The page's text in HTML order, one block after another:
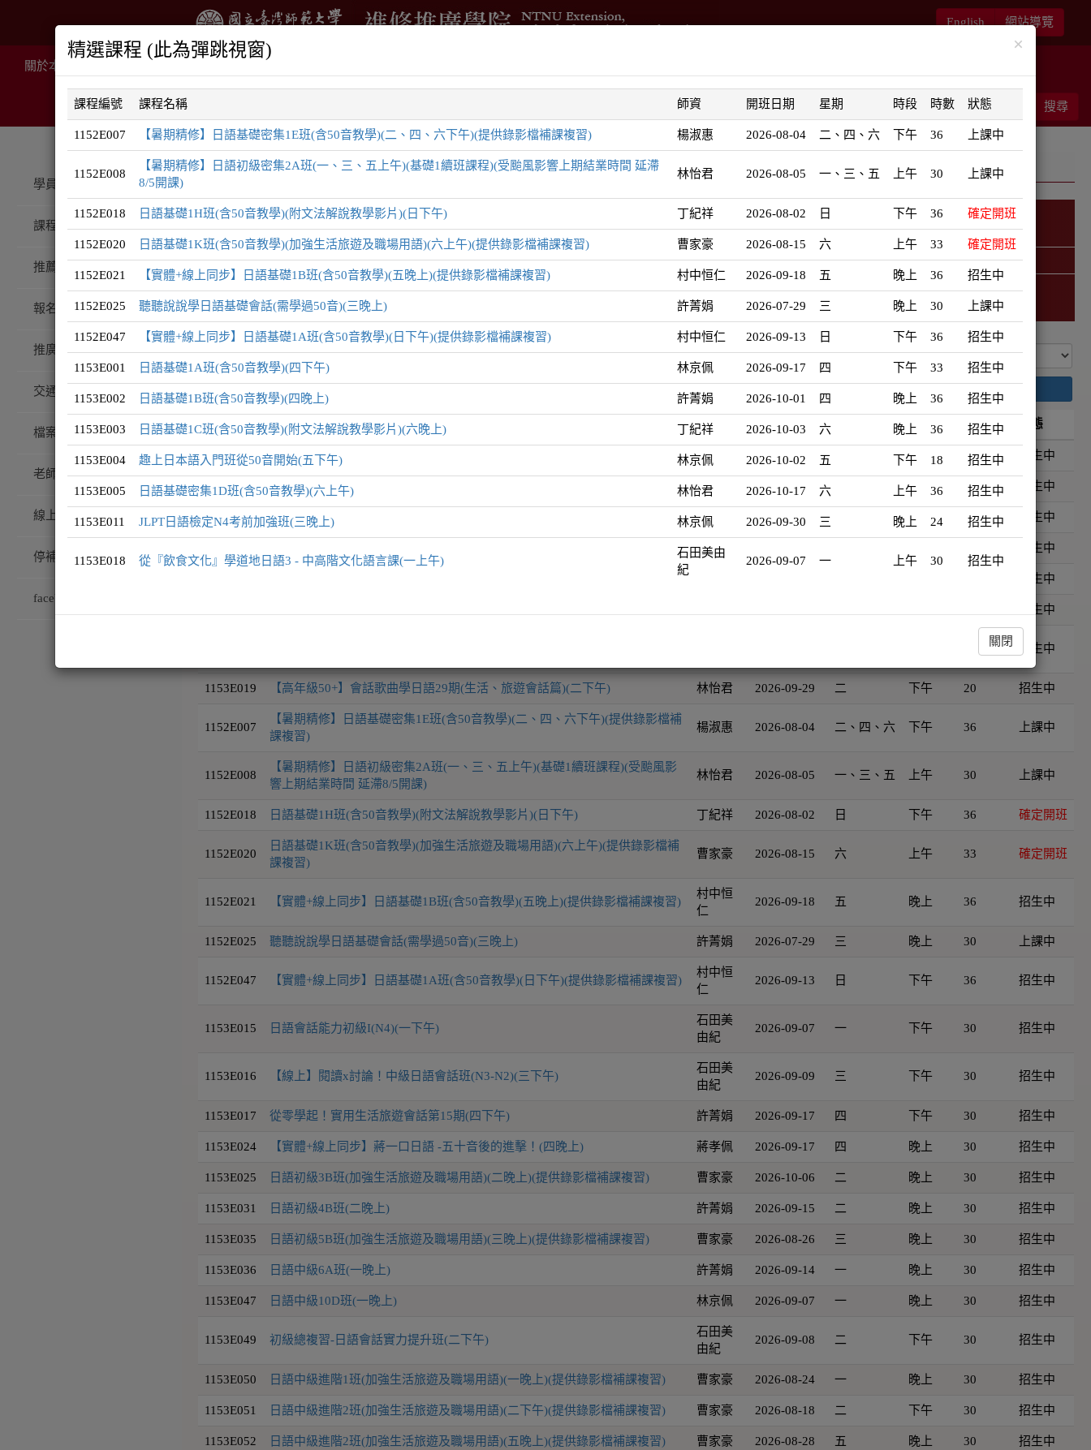
English 網站導覽
關於本院
搜尋
結帳
智能客服
學員登入
課程總覽
推薦課程
報名注意事項
推廣QA
交通/校園配置
檔案下載
老師專訪
線上藝廊
停補課查詢
facebook粉絲團
推廣課程 日語系列
日語 系列
日語學習地圖
精選課程 (此為彈跳視窗)
課程編號 課程名稱 師資 開班日期 時段 時數 狀態
1153E001 日語基礎1A班(含50音教學)(四下午) 林京佩 2026-09-17 下午 33 招生中
1153E002 日語基礎1B班(含50音教學)(四晚上) 許菁娟 2026-10-01 晚上 36 招生中
1153E003 日語基礎1C班(含50音教學)(附文法解說教學影片)(六晚上) 丁紀祥 2026-10-03 晚上 36 招生中
林京佩 招生中
招生中
招生中
招生中
1153E019 【高年級50+】會話歌曲學日語29期(生活、旅遊會話篇)(二下午) 林怡君 2026-09-29 二 下午 20 招生中
1152E007
【暑期精修】日語基礎密集1E班(含50音教學)(二、四、六下午)(提供錄影檔補
課複習)
楊淑惠 2026-08-04 二、四、六 下午 36 上課中
1152E008
【暑期精修】日語初級密集2A班(一、三、五上午)(基礎1續班課程)(受颱風影
響上期結業時間 延滯8/5開課)
林怡君 2026-08-05 一、三、五 上午 30 上課中
1152E018 日語基礎1H班(含50音教學)(附文法解說教學影片)(日下午) 丁紀祥 2026-08-02 日 下午 36 確定開班
1152E020
日語基礎1K班(含50音教學)(加強生活旅遊及職場用語)(六上午)(提供錄影檔補
課複習)
曹家豪 2026-08-15 六 上午 33 確定開班
1152E021 【實體+線上同步】日語基礎1B班(含50音教學)(五晚上)(提供錄影檔補課複習)
村中恒
仁
2026-09-18 五 晚上 36 招生中
1152E025 聽聽說說學日語基礎會話(需學過50音)(三晚上) 許菁娟 2026-07-29 三 晚上 30 上課中
1152E047 【實體+線上同步】日語基礎1A班(含50音教學)(日下午)(提供錄影檔補課複習)
村中恒
仁
2026-09-13 日 下午 36 招生中
1153E015 日語會話能力初級I(N4)(一下午)
石田美
由紀
2026-09-07 一 下午 30 招生中
1153E016 【線上】閱讀x討論！中級日語會話班(N3-N2)(三下午)
石田美
由紀
2026-09-09 三 下午 30 招生中
1153E017 從零學起！實用生活旅遊會話第15期(四下午) 許菁娟 2026-09-17 四 下午 30 招生中
1153E024 【實體+線上同步】蔣一口日語 -五十音後的進擊！(四晚上) 蔣孝佩 2026-09-17 四 晚上 30 招生中
1153E025 日語初級3B班(加強生活旅遊及職場用語)(二晚上)(提供錄影檔補課複習) 曹家豪 2026-10-06 二 晚上 30 招生中
1153E031 日語初級4B班(二晚上) 許菁娟 2026-09-15 二 晚上 30 招生中
1153E035 日語初級5B班(加強生活旅遊及職場用語)(三晚上)(提供錄影檔補課複習) 曹家豪 2026-08-26 三 晚上 30 招生中
1153E036 日語中級6A班(一晚上) 許菁娟 2026-09-14 一 晚上 30 招生中
1153E047 日語中級10D班(一晚上) 林京佩 2026-09-07 一 晚上 30 招生中
1153E049 初級總複習-日語會話實力提升班(二下午)
石田美
由紀
2026-09-08 二 下午 30 招生中
1153E050 日語中級進階1班(加強生活旅遊及職場用語)(一晚上)(提供錄影檔補課複習) 曹家豪 2026-08-24 一 晚上 30 招生中
1153E051 日語中級進階2班(加強生活旅遊及職場用語)(二下午)(提供錄影檔補課複習) 曹家豪 2026-08-18 二 下午 30 招生中
1153E052 日語中級進階2班(加強生活旅遊及職場用語)(五晚上)(提供錄影檔補課複習) 曹家豪 2026-08-28 五 晚上 30 招生中
×
精選課程 (此為彈跳視窗)
課程編號 課程名稱 師資 開班日期 星期 時段 時數 狀態
1152E007 【暑期精修】日語基礎密集1E班(含50音教學)(二、四、六下午)(提供錄影檔補課複習) 楊淑惠 2026-08-04 二、四、六 下午 36 上課中
1152E008
【暑期精修】日語初級密集2A班(一、三、五上午)(基礎1續班課程)(受颱風影響上期結業時間 延滯
8/5開課)
林怡君 2026-08-05 一、三、五 上午 30 上課中
1152E018 日語基礎1H班(含50音教學)(附文法解說教學影片)(日下午) 丁紀祥 2026-08-02 日 下午 36 確定開班
1152E020 日語基礎1K班(含50音教學)(加強生活旅遊及職場用語)(六上午)(提供錄影檔補課複習) 曹家豪 2026-08-15 六 上午 33 確定開班
1152E021 【實體+線上同步】日語基礎1B班(含50音教學)(五晚上)(提供錄影檔補課複習) 村中恒仁 2026-09-18 五 晚上 36 招生中
1152E025 聽聽說說學日語基礎會話(需學過50音)(三晚上) 許菁娟 2026-07-29 三 晚上 30 上課中
1152E047 【實體+線上同步】日語基礎1A班(含50音教學)(日下午)(提供錄影檔補課複習) 村中恒仁 2026-09-13 日 下午 36 招生中
1153E001 日語基礎1A班(含50音教學)(四下午) 林京佩 2026-09-17 四 下午 33 招生中
1153E002 日語基礎1B班(含50音教學)(四晚上) 許菁娟 2026-10-01 四 晚上 36 招生中
1153E003 日語基礎1C班(含50音教學)(附文法解說教學影片)(六晚上) 丁紀祥 2026-10-03 六 晚上 36 招生中
1153E004 趣上日本語入門班從50音開始(五下午) 林京佩 2026-10-02 五 下午 18 招生中
1153E005 日語基礎密集1D班(含50音教學)(六上午) 林怡君 2026-10-17 六 上午 36 招生中
1153E011 JLPT日語檢定N4考前加強班(三晚上) 林京佩 2026-09-30 三 晚上 24 招生中
1153E018 從『飲食文化』學道地日語3 - 中高階文化語言課(一上午)
石田美由
紀
2026-09-07 一 上午 30 招生中
關閉